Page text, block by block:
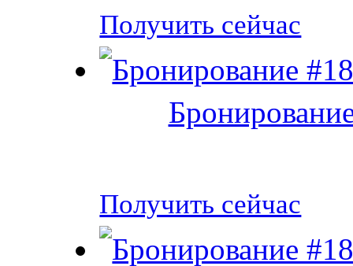
Получить сейчас
Получить сейчас